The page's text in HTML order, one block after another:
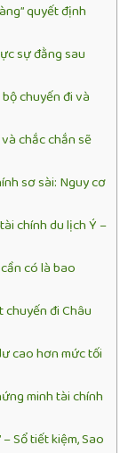
quyết định
sự đằng sau
chuyến đi và
chắc chắn sẽ
sơ sài: Nguy cơ
chính du lịch Ý –
có là bao
đi Châu
cao hơn mức tối
minh tài chính
Sổ tiết kiệm, Sao